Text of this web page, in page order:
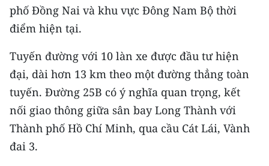
phố Đồng Nai và khu vực Đông Nam Bộ thời
điểm hiện tại.
Tuyến đường với 10 làn xe được đầu tư hiện
đại, dài hơn 13 km theo một đường thẳng toàn
tuyến. Đường 25B có ý nghĩa quan trọng, kết
nối giao thông giữa sân bay Long Thành với
Thành phố Hồ Chí Minh, qua cầu Cát Lái, Vành
đai 3.